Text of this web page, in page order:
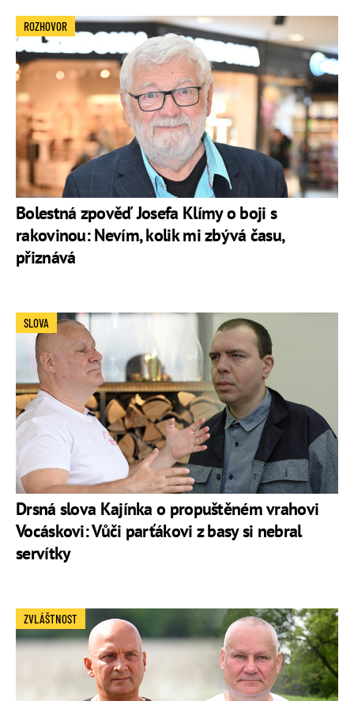
Bolestná zpověď Josefa Klímy o boji s
rakovinou: Nevím, kolik mi zbývá času,
přiznává
ROZHOVOR
Drsná slova Kajínka o propuštěném vrahovi
Vocáskovi: Vůči parťákovi z basy si nebral
servítky
SLOVA
ZVLÁŠTNOST